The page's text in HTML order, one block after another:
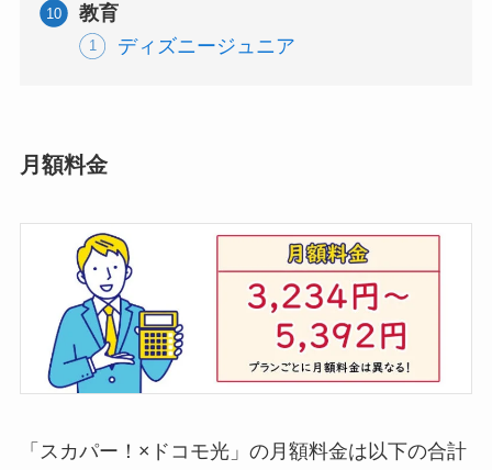
教育
ディズニージュニア
月額料金
「スカパー！×ドコモ光」の月額料金は以下の合計